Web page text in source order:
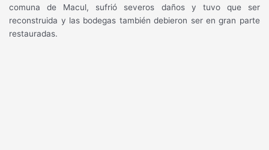
comuna de Macul, sufrió severos daños y tuvo que ser
reconstruida y las bodegas también debieron ser en gran parte
restauradas.